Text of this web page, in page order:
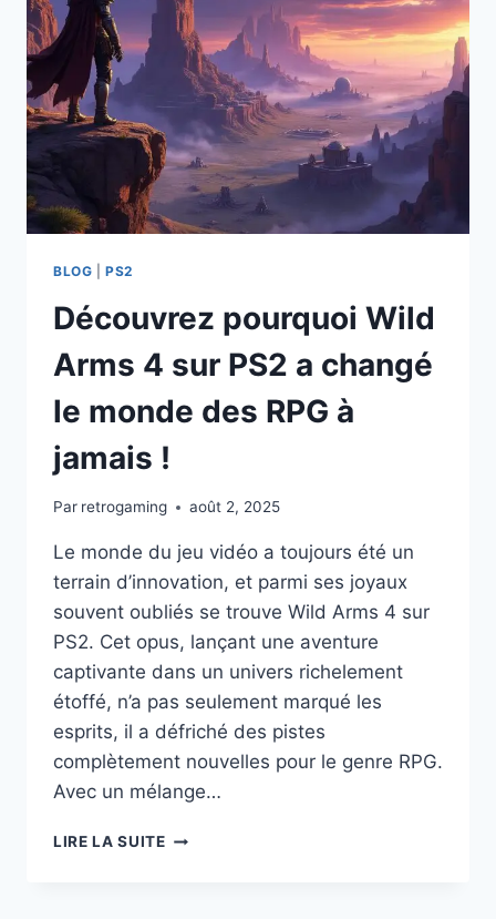
PS2
POURRAIT
BIEN
CHANGER
VOTRE
VISION
DU
JEU
VIDÉO
!
BLOG |PS2
Découvrez pourquoi Wild
Arms 4 sur PS2 a changé
le monde des RPG à
jamais !
Par retrogaming août 2, 2025
Le monde du jeu vidéo a toujours été un
terrain d’innovation, et parmi ses joyaux
souvent oubliés se trouve Wild Arms 4 sur
PS2. Cet opus, lançant une aventure
captivante dans un univers richelement
étoffé, n’a pas seulement marqué les
esprits, il a défriché des pistes
complètement nouvelles pour le genre RPG.
Avec un mélange…
LIRE LA SUITEDÉCOUVREZ